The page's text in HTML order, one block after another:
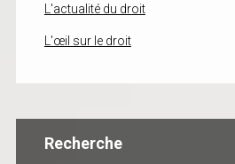
L'actualité du droit
L'œil sur le droit
Recherche